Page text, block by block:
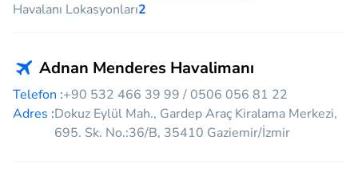
Havalanı Lokasyonları2
Adnan Menderes Havalimanı
Telefon :+90 532 466 39 99 / 0506 056 81 22
Adres :Dokuz Eylül Mah., Gardep Araç Kiralama Merkezi,
695. Sk. No.:36/B, 35410 Gaziemir/İzmir